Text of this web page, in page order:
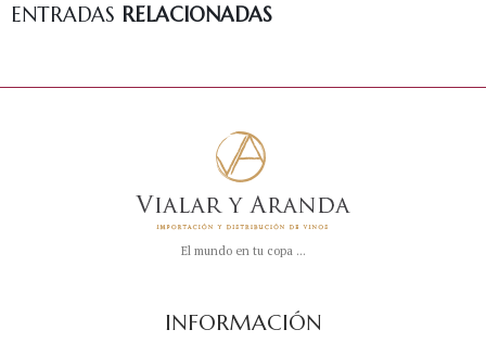
ENTRADAS RELACIONADAS
El mundo en tu copa ...
INFORMACIÓN